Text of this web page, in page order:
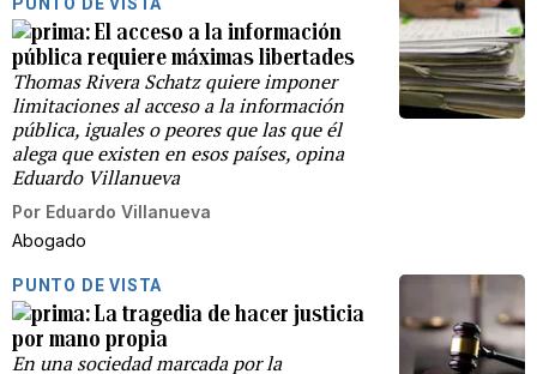
PUNTO DE VISTA
El acceso a la información
pública requiere máximas libertades
Thomas Rivera Schatz quiere imponer
limitaciones al acceso a la información
pública, iguales o peores que las que él
alega que existen en esos países, opina
Eduardo Villanueva
Por Eduardo Villanueva
Abogado
PUNTO DE VISTA
La tragedia de hacer justicia
por mano propia
En una sociedad marcada por la